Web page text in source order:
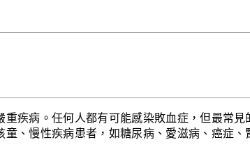
疾病。任何人都有可能感染敗血症，但最常見
、慢性疾病患者，如糖尿病、愛滋病、癌症、